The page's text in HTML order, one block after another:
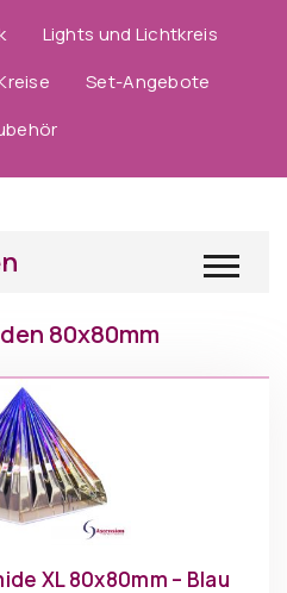
Lights und Lichtkreis
Set-Angebote
80x80mm
XL 80x80mm – Blau